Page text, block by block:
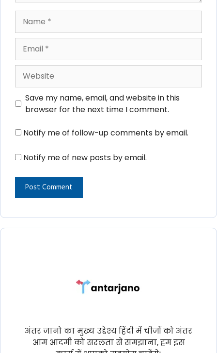
Save my name, email, and website in this
browser for the next time I comment.
Notify me of follow-up comments by email.
Notify me of new posts by email.
अंतर जानो का मुख्य उद्देश्य हिंदी में चीजों को अंतर
आम आदमी को सरलता से समझाना, हम इस